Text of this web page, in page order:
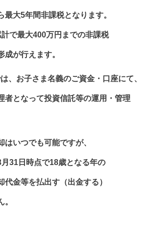
最大5年間非課税となります。
で最大400万円までの非課税
成が行えます。
、お子さま名義のご資金・口座にて、
者となって投資信託等の運用・管理
はいつでも可能ですが、
31日時点で18歳となる年の
代金等を払出す（出金する）